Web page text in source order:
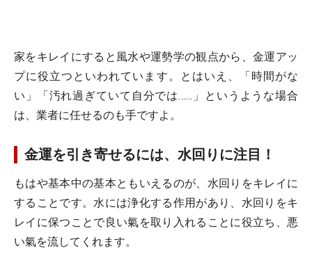
家をキレイにすると風水や運勢学の観点から、金運アッ
プに役立つといわれています。とはいえ、「時間がな
い」「汚れ過ぎていて自分では……」というような場合
は、業者に任せるのも手ですよ。
金運を引き寄せるには、水回りに注目！
もはや基本中の基本ともいえるのが、水回りをキレイに
することです。水には浄化する作用があり、水回りをキ
レイに保つことで良い氣を取り入れることに役立ち、悪
い氣を流してくれます。